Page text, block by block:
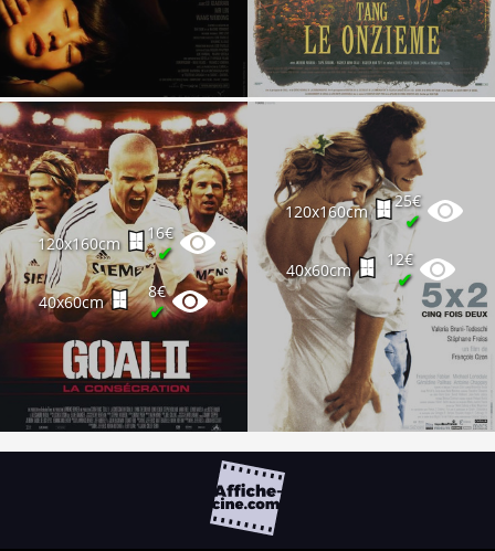
120x160cm
16€
✔
40x60cm
8€
✔
120x160cm
25€
✔
40x60cm
12€
✔